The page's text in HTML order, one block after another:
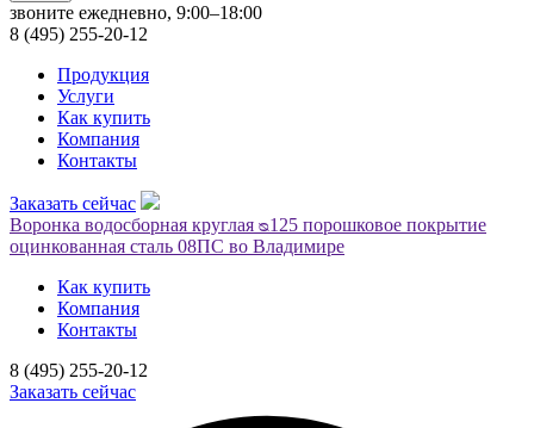
звоните ежедневно, 9:00–18:00
8 (495) 255-20-12
Продукция
Услуги
Как купить
Компания
Контакты
Заказать сейчас
Воронка водосборная круглая ᴓ125 порошковое покрытие
оцинкованная сталь 08ПС во Владимире
Как купить
Компания
Контакты
8 (495) 255-20-12
Заказать сейчас